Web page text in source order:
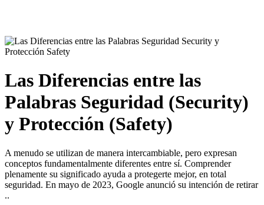
Las Diferencias entre las
Palabras Seguridad (Security)
y Protección (Safety)
A menudo se utilizan de manera intercambiable, pero expresan
conceptos fundamentalmente diferentes entre sí. Comprender
plenamente su significado ayuda a protegerte mejor, en total
seguridad. En mayo de 2023, Google anunció su intención de retirar
..